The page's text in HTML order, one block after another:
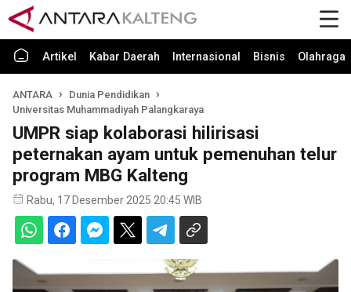
Artikel Kabar Daerah Internasional Bisnis Olahraga
ANTARA
Dunia Pendidikan
Universitas Muhammadiyah Palangkaraya
UMPR siap kolaborasi hilirisasi
peternakan ayam untuk pemenuhan telur
program MBG Kalteng
Rabu, 17 Desember 2025 20:45 WIB